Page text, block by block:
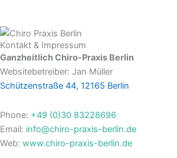
Kontakt & Impressum
Ganzheitlich Chiro-Praxis Berlin
Websitebetreiber: Jan Müller
Schützenstraße 44, 12165 Berlin
Phone: +49 (0)30 83228696
Email: info@chiro-praxis-berlin.de
Web: www.chiro-praxis-berlin.de